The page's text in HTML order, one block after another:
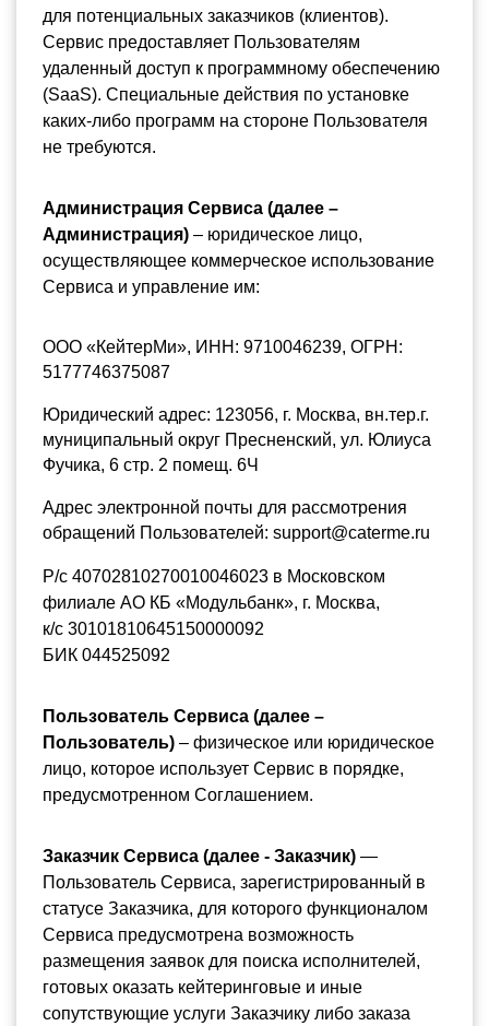
для потенциальных заказчиков (клиентов).
Сервис предоставляет Пользователям
удаленный доступ к программному обеспечению
(SaaS). Специальные действия по установке
каких-либо программ на стороне Пользователя
не требуются.
Администрация Сервиса (далее –
Администрация) – юридическое лицо,
осуществляющее коммерческое использование
Сервиса и управление им:
ООО «КейтерМи», ИНН: 9710046239, ОГРН:
5177746375087
Юридический адрес: 123056, г. Москва, вн.тер.г.
муниципальный округ Пресненский, ул. Юлиуса
Фучика, 6 стр. 2 помещ. 6Ч
Адрес электронной почты для рассмотрения
обращений Пользователей: support@caterme.ru
Р/с 40702810270010046023 в Московском
филиале АО КБ «Модульбанк», г. Москва,
к/с 30101810645150000092
БИК 044525092
Пользователь Сервиса (далее –
Пользователь) – физическое или юридическое
лицо, которое использует Сервис в порядке,
предусмотренном Соглашением.
Заказчик Сервиса (далее - Заказчик) —
Пользователь Сервиса, зарегистрированный в
статусе Заказчика, для которого функционалом
Сервиса предусмотрена возможность
размещения заявок для поиска исполнителей,
готовых оказать кейтеринговые и иные
сопутствующие услуги Заказчику либо заказа